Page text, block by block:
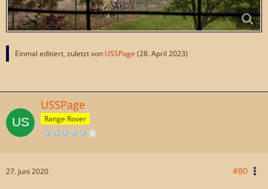
Einmal editiert, zuletzt von USSPage (28. April 2023)
USSPage
Range Rover
27. Juni 2020 #80